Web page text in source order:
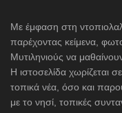
Με έμφαση στη
παρέχοντας κείμενα,
Μυτιληνιούς να
Η ιστοσελίδα χωρίζεται
τοπικά νέα, όσο και
με το νησί, τοπικές